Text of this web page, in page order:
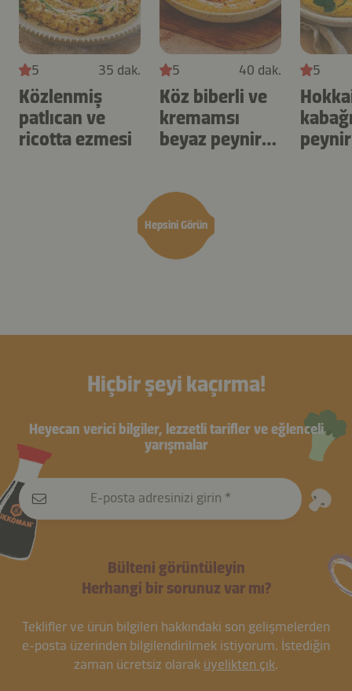
Hepsini Görün
5 35 dak.
Közlenmiş
patlıcan ve
ricotta ezmesi
5 40 dak.
Köz biberli ve
kremamsı
beyaz peynir
5
Hiçbir şeyi kaçırma!
Heyecan verici bilgiler, lezzetli tarifler ve eğlenceli
yarışmalar
E-posta adresinizi girin
Bülteni görüntüleyin
Herhangi bir sorunuz var mı?
Teklifler ve ürün bilgileri hakkındaki son gelişmelerden
e-posta üzerinden bilgilendirilmek istiyorum. İstediğin
zaman ücretsiz olarak üyelikten çık.